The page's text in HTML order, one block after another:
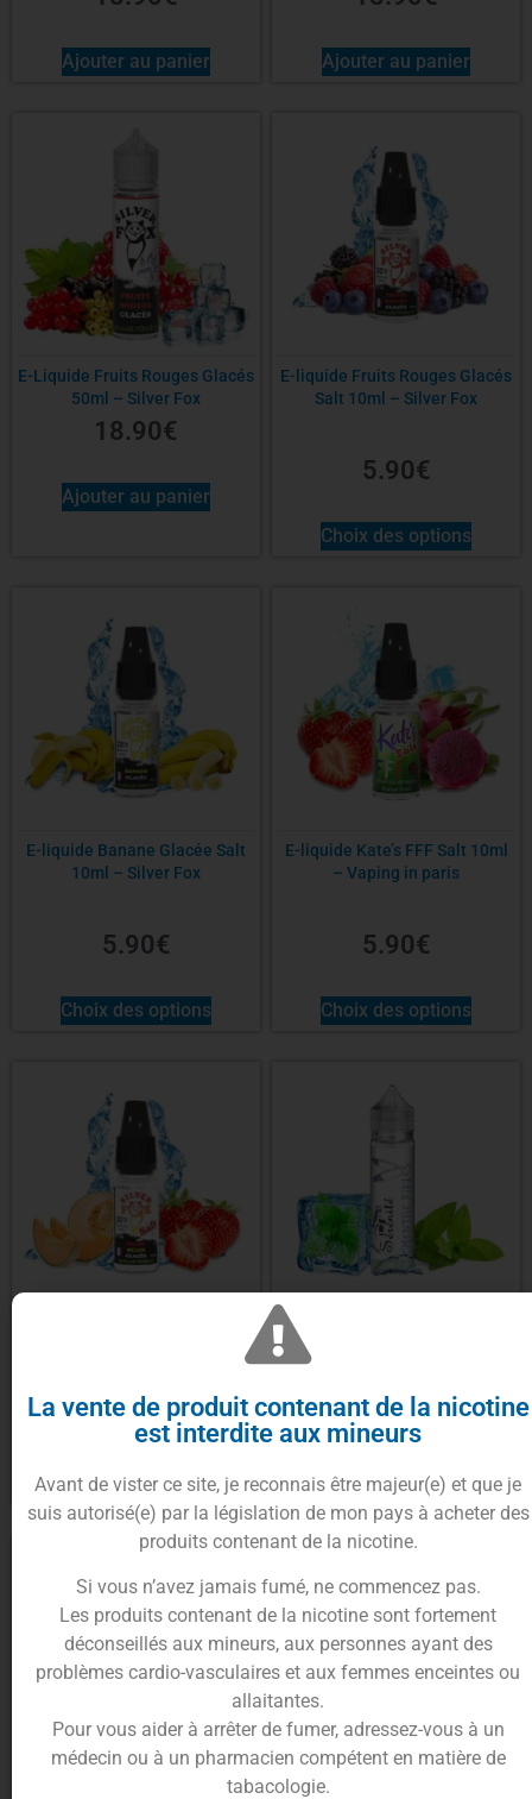
Ajouter au panier Ajouter au panier
E-Liquide Fruits Rouges Glacés
50ml – Silver Fox
18.90€
Ajouter au panier
E-liquide Fruits Rouges Glacés
Salt 10ml – Silver Fox
5.90€
Choix des options
E-liquide Banane Glacée Salt
10ml – Silver Fox
5.90€
Choix des options
E-liquide Kate’s FFF Salt 10ml
– Vaping in paris
5.90€
Choix des options
5.90€
Choix des options
E-liquide Menthe Rikles 50ml –
Sérénité – Vaping In Paris
Ajouter au panier
La vente de produit contenant de la nicotine
est interdite aux mineurs
Avant de vister ce site, je reconnais être majeur(e) et que je
suis autorisé(e) par la législation de mon pays à acheter des
produits contenant de la nicotine.
Si vous n’avez jamais fumé, ne commencez pas.
Les produits contenant de la nicotine sont fortement
déconseillés aux mineurs, aux personnes ayant des
problèmes cardio-vasculaires et aux femmes enceintes ou
allaitantes.
Pour vous aider à arrêter de fumer, adressez-vous à un
médecin ou à un pharmacien compétent en matière de
tabacologie.